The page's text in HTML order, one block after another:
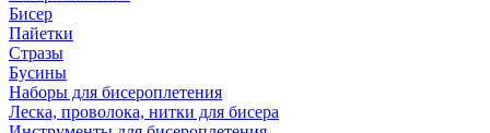
Бисер
Пайетки
Стразы
Бусины
Наборы для бисероплетения
Леска, проволока, нитки для бисера